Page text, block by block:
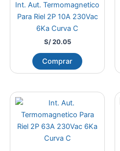
Int. Aut. Termomagnetico
Para Riel 2P 10A 230Vac
6Ka Curva C
S/20.05
Comprar